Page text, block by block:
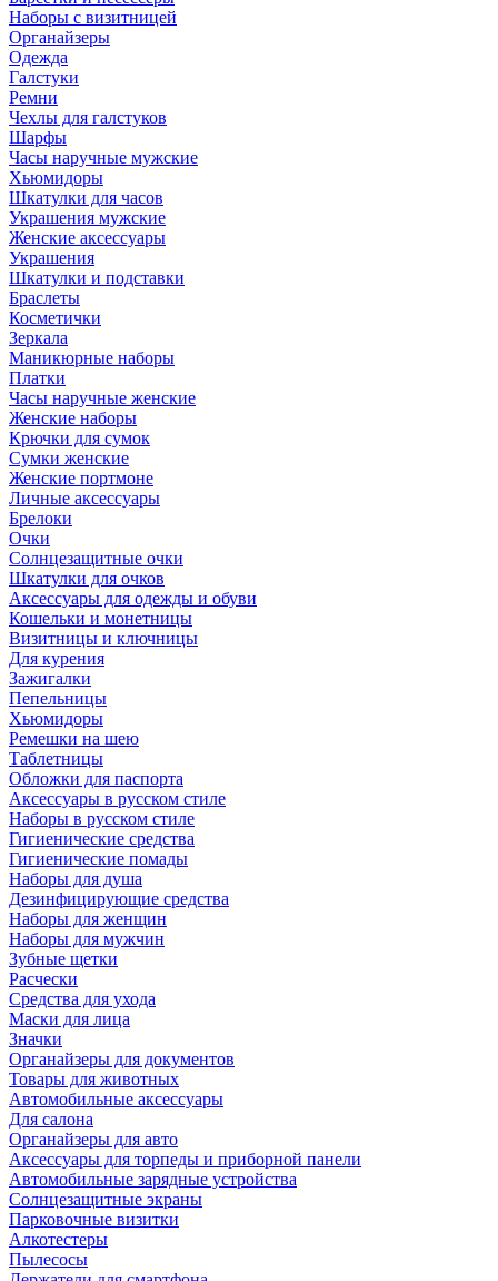
Наборы с визитницей
Органайзеры
Одежда
Галстуки
Ремни
Чехлы для галстуков
Шарфы
Часы наручные мужские
Хьюмидоры
Шкатулки для часов
Украшения мужские
Женские аксессуары
Украшения
Шкатулки и подставки
Браслеты
Косметички
Зеркала
Маникюрные наборы
Платки
Часы наручные женские
Женские наборы
Крючки для сумок
Сумки женские
Женские портмоне
Личные аксессуары
Брелоки
Очки
Солнцезащитные очки
Шкатулки для очков
Аксессуары для одежды и обуви
Кошельки и монетницы
Визитницы и ключницы
Для курения
Зажигалки
Пепельницы
Хьюмидоры
Ремешки на шею
Таблетницы
Обложки для паспорта
Аксессуары в русском стиле
Наборы в русском стиле
Гигиенические средства
Гигиенические помады
Наборы для душа
Дезинфицирующие средства
Наборы для женщин
Наборы для мужчин
Зубные щетки
Расчески
Средства для ухода
Маски для лица
Значки
Органайзеры для документов
Товары для животных
Автомобильные аксессуары
Для салона
Органайзеры для авто
Аксессуары для торпеды и приборной панели
Автомобильные зарядные устройства
Солнцезащитные экраны
Парковочные визитки
Алкотестеры
Пылесосы